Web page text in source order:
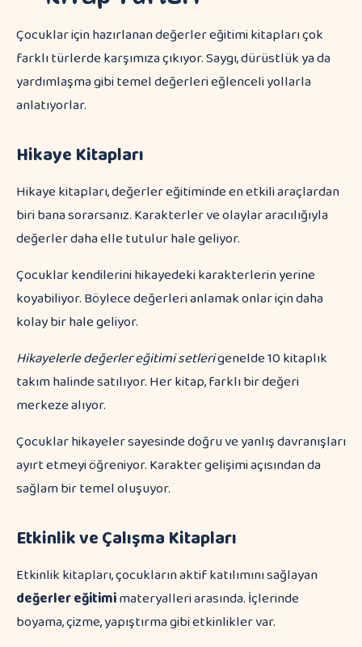
Çocuklar için hazırlanan değerler eğitimi kitapları çok
farklı türlerde karşımıza çıkıyor. Saygı, dürüstlük ya da
yardımlaşma gibi temel değerleri eğlenceli yollarla
anlatıyorlar.
Hikaye Kitapları
Hikaye kitapları, değerler eğitiminde en etkili araçlardan
biri bana sorarsanız. Karakterler ve olaylar aracılığıyla
değerler daha elle tutulur hale geliyor.
Çocuklar kendilerini hikayedeki karakterlerin yerine
koyabiliyor. Böylece değerleri anlamak onlar için daha
kolay bir hale geliyor.
Hikayelerle değerler eğitimi setlerigenelde 10 kitaplık
takım halinde satılıyor. Her kitap, farklı bir değeri
merkeze alıyor.
Çocuklar hikayeler sayesinde doğru ve yanlış davranışları
ayırt etmeyi öğreniyor. Karakter gelişimi açısından da
sağlam bir temel oluşuyor.
Etkinlik ve Çalışma Kitapları
Etkinlik kitapları, çocukların aktif katılımını sağlayan
değerler eğitimimateryalleri arasında. İçlerinde
boyama, çizme, yapıştırma gibi etkinlikler var.